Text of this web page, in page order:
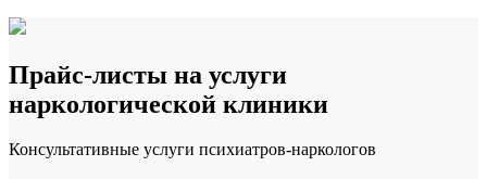
Прайс-листы на услуги
наркологической клиники
Консультативные услуги психиатров-наркологов